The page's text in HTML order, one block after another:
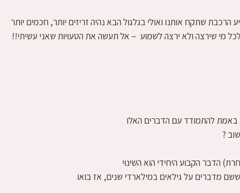
שתקח אותנו ואולי בגלגול הבא נהיה זריזים יותר, חכמים יותר
מי שירצה ולא ירצה לשמוע – אל תעשה את הטעויות שאני עשיתי!!
באמת להתמודד עם הדברים האלו
?
הדבר הקבוע היחידי הוא השינוי
מדברים על גילאים במילארדי שנים, אז בואו